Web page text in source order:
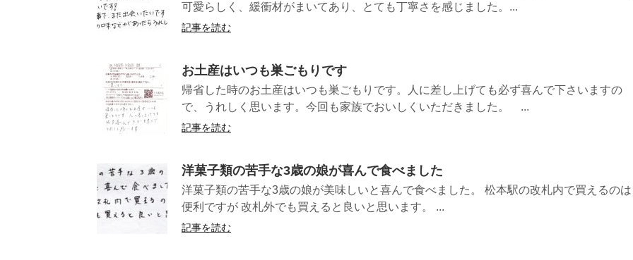
可愛らしく、緩衝材がまいてあり、とても丁寧さを感じました。...
記事を読む
お土産はいつも巣ごもりです
帰省した時のお土産はいつも巣ごもりです。人に差し上げても必ず喜んで下さいますの
で、うれしく思います。今回も家族でおいしくいただきました。 ...
記事を読む
洋菓子類の苦手な3歳の娘が喜んで食べました
洋菓子類の苦手な3歳の娘が美味しいと喜んで食べました。 松本駅の改札内で買えるのは
便利ですが 改札外でも買えると良いと思います。 ...
記事を読む